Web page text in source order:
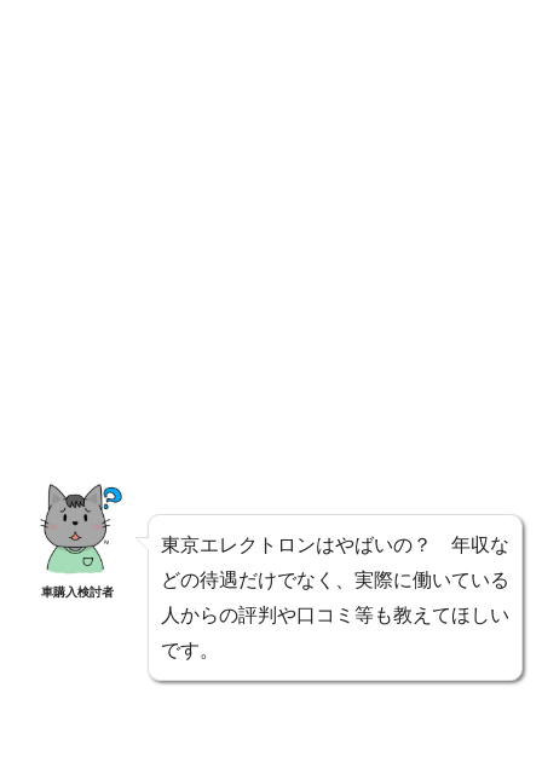
車購入検討者
東京エレクトロンはやばいの？ 年収な
どの待遇だけでなく、実際に働いている
人からの評判や口コミ等も教えてほしい
です。